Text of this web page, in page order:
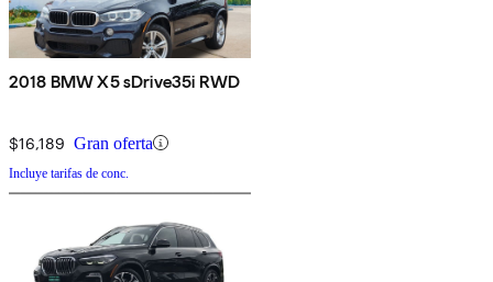
2018 BMW X5 sDrive35i RWD
$16,189 Gran oferta
Incluye tarifas de conc.